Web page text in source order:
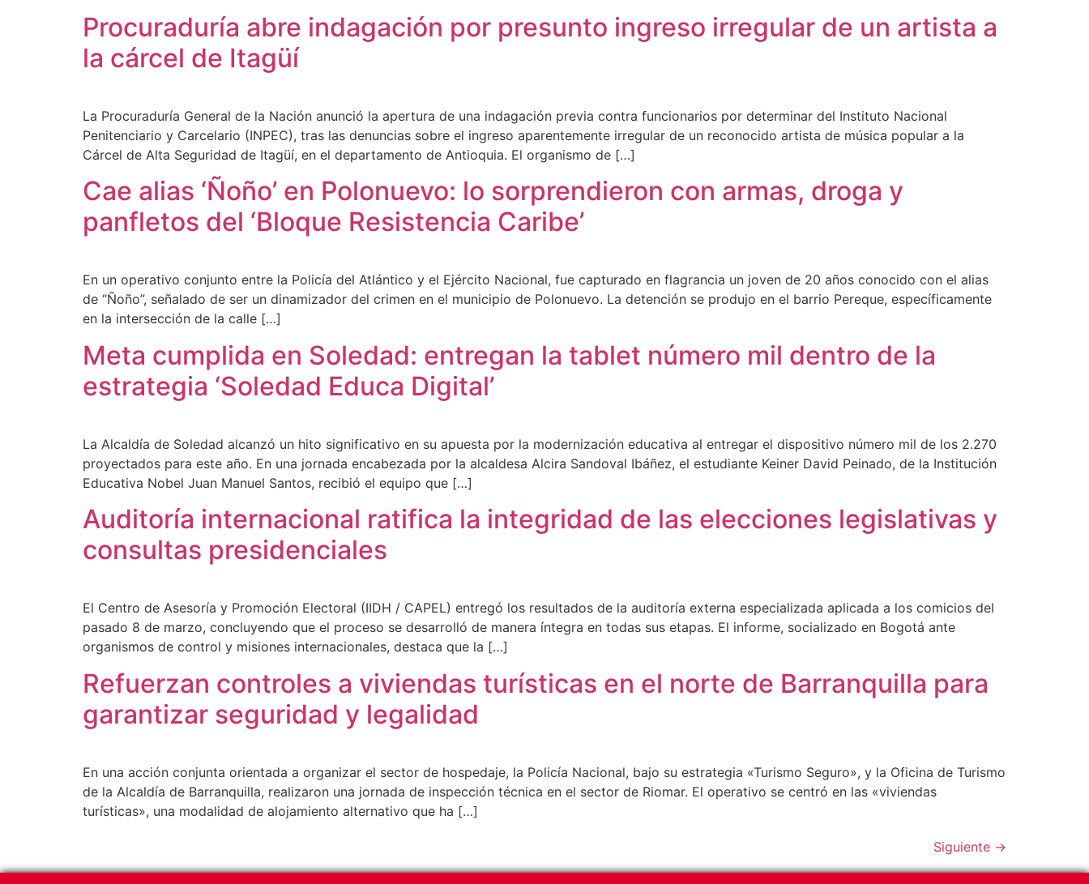
Procuraduría abre indagación por presunto ingreso irregular de un artista a
la cárcel de Itagüí
La Procuraduría General de la Nación anunció la apertura de una indagación previa contra funcionarios por determinar del Instituto Nacional
Penitenciario y Carcelario (INPEC), tras las denuncias sobre el ingreso aparentemente irregular de un reconocido artista de música popular a la
Cárcel de Alta Seguridad de Itagüí, en el departamento de Antioquia. El organismo de […]
Cae alias ‘Ñoño’ en Polonuevo: lo sorprendieron con armas, droga y
panfletos del ‘Bloque Resistencia Caribe’
En un operativo conjunto entre la Policía del Atlántico y el Ejército Nacional, fue capturado en flagrancia un joven de 20 años conocido con el alias
de “Ñoño”, señalado de ser un dinamizador del crimen en el municipio de Polonuevo. La detención se produjo en el barrio Pereque, específicamente
en la intersección de la calle […]
Meta cumplida en Soledad: entregan la tablet número mil dentro de la
estrategia ‘Soledad Educa Digital’
La Alcaldía de Soledad alcanzó un hito significativo en su apuesta por la modernización educativa al entregar el dispositivo número mil de los 2.270
proyectados para este año. En una jornada encabezada por la alcaldesa Alcira Sandoval Ibáñez, el estudiante Keiner David Peinado, de la Institución
Educativa Nobel Juan Manuel Santos, recibió el equipo que […]
Auditoría internacional ratifica la integridad de las elecciones legislativas y
consultas presidenciales
El Centro de Asesoría y Promoción Electoral (IIDH / CAPEL) entregó los resultados de la auditoría externa especializada aplicada a los comicios del
pasado 8 de marzo, concluyendo que el proceso se desarrolló de manera íntegra en todas sus etapas. El informe, socializado en Bogotá ante
organismos de control y misiones internacionales, destaca que la […]
Refuerzan controles a viviendas turísticas en el norte de Barranquilla para
garantizar seguridad y legalidad
En una acción conjunta orientada a organizar el sector de hospedaje, la Policía Nacional, bajo su estrategia «Turismo Seguro», y la Oficina de Turismo
de la Alcaldía de Barranquilla, realizaron una jornada de inspección técnica en el sector de Riomar. El operativo se centró en las «viviendas
turísticas», una modalidad de alojamiento alternativo que ha […]
Siguiente →